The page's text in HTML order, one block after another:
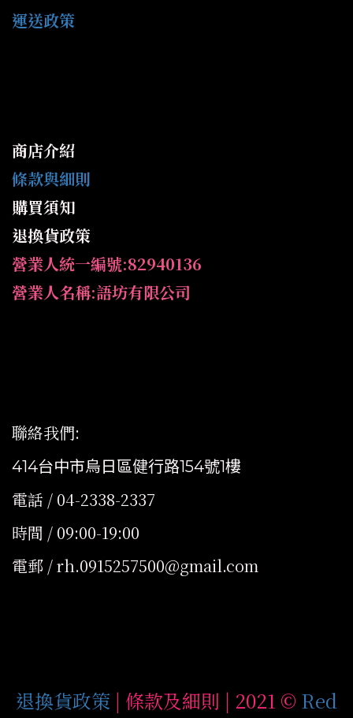
運送政策
商店介紹
條款與細則
購買須知
退換貨政策
營業人統一編號:82940136
營業人名稱:語坊有限公司
聯絡我們:
414台中市烏日區健行路154號1樓
電話 / 04-2338-2337
時間 / 09:00-19:00
電郵 / rh.0915257500@gmail.com
退換貨政策 | 條款及細則 | 2021 © Red